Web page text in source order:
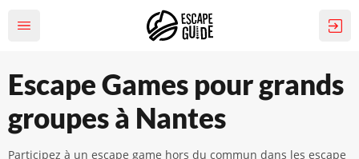
Escape Games pour grands
groupes à Nantes
Participez à un escape game hors du commun dans les escape